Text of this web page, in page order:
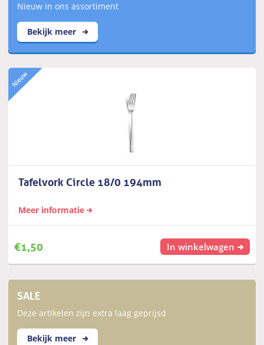
Nieuw in ons assortiment
Bekijk meer
Tafelvork Circle 18/0 194mm
Meer informatie
€1,50 In winkelwagen
SALE
Deze artikelen zijn extra laag geprijsd
Bekijk meer